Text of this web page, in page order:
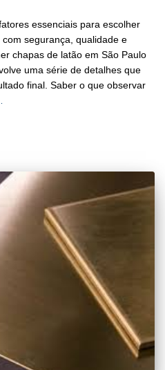
essenciais para escolher
segurança, qualidade e
chapas de latão em São Paulo
uma série de detalhes que
final. Saber o que observar